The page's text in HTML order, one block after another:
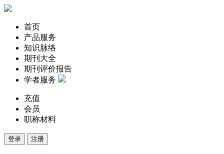
首页
产品服务
知识脉络
期刊大全
期刊评价报告
学者服务
充值
会员
职称材料
登录 注册